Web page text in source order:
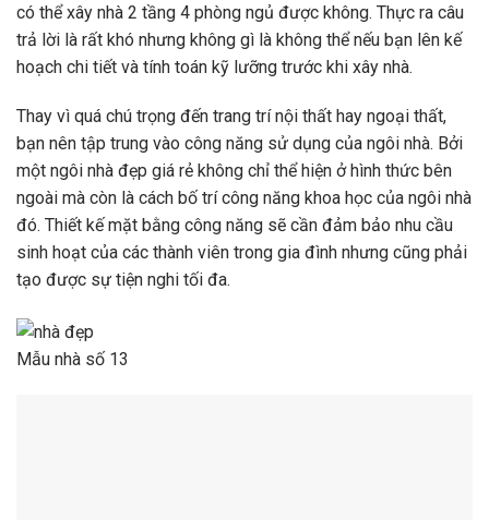
có thể xây nhà 2 tầng 4 phòng ngủ được không. Thực ra câu
trả lời là rất khó nhưng không gì là không thể nếu bạn lên kế
hoạch chi tiết và tính toán kỹ lưỡng trước khi xây nhà.
Thay vì quá chú trọng đến trang trí nội thất hay ngoại thất,
bạn nên tập trung vào công năng sử dụng của ngôi nhà. Bởi
một ngôi nhà đẹp giá rẻ không chỉ thể hiện ở hình thức bên
ngoài mà còn là cách bố trí công năng khoa học của ngôi nhà
đó. Thiết kế mặt bằng công năng sẽ cần đảm bảo nhu cầu
sinh hoạt của các thành viên trong gia đình nhưng cũng phải
tạo được sự tiện nghi tối đa.
Mẫu nhà số 13